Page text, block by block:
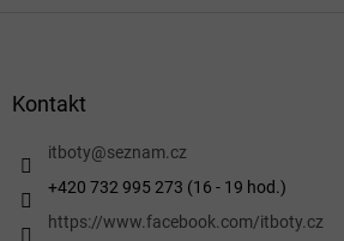
Kontakt
itboty@seznam.cz
+420 732 995 273 (16 - 19 hod.)
https://www.facebook.com/itboty.cz